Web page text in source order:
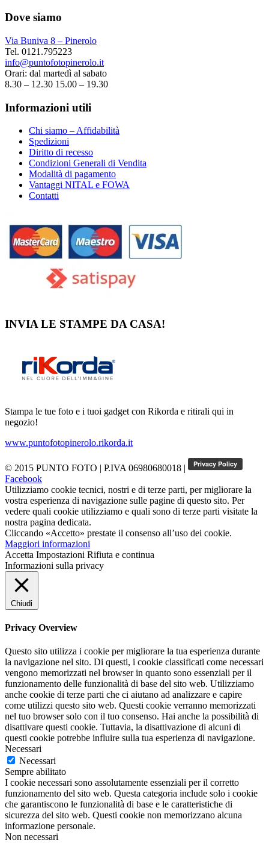
Dove siamo
Via Buniva 8 – Pinerolo
Tel. 0121.795223
info@puntofotopinerolo.it
Orari: dal martedì al sabato
8.30 – 12.30 15.00 – 19.30
Informazioni utili
Chi siamo – Affidabilità
Spedizioni
Diritto di recesso
Condizioni Generali di Vendita
Modalità di pagamento
Vantaggi NITAL e FOWA
Contatti
INVIA LE STAMPE DA CASA!
Stampa le tue foto e i tuoi gadget con Rikorda e ritirali qui in
negozio!
www.puntofotopinerolo.rikorda.it
© 2015 PUNTO FOTO | P.IVA 06980680018 |
Facebook
Utilizziamo cookie tecnici, nostri e di terze parti, per migliorare la
vostra esperienza di navigazione sulle pagine di questo sito. Per
vedere quali cookie utilizziamo e quali sono di terze parti visitate la
nostra pagina dedicata.
Cliccando «Accetto» prestate il consenso all’uso dei cookie.
Maggiori informazioni
Accetta Impostazioni Rifiuta e continua
Informazioni sulla privacy
Chiudi
Privacy Overview
Questo sito utilizza i cookie per migliorare la tua esperienza durante
la navigazione nel sito. Di questi, i cookie classificati come necessari
vengono memorizzati nel browser in quanto sono essenziali per il
funzionamento delle funzionalità di base del sito web. Utilizziamo
anche cookie di terze parti che ci aiutano ad analizzare e capire
come utilizzi questo sito web. Questi cookie verranno memorizzati
nel tuo browser solo con il tuo consenso. Hai anche la possibilità di
disattivare questi cookie. Tuttavia, la disattivazione di alcuni di
questi cookie potrebbe influire sulla tua esperienza di navigazione.
Necessari
Necessari
Sempre abilitato
I cookie necessari sono assolutamente essenziali per il corretto
funzionamento del sito web. Questa categoria include solo i cookie
che garantiscono le funzionalità di base e le caratteristiche di
sicurezza del sito web. Questi cookie non memorizzano alcuna
informazione personale.
Non necessari